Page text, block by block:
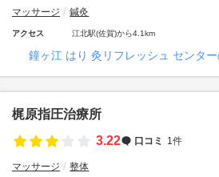
マッサージ 鍼灸
アクセス 江北駅(佐賀)から4.1km
鐘ヶ江 はり 灸リフレッシュ センタ
梶原指圧治療所
3.22
口コミ 1件
マッサージ 整体